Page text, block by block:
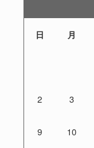
日 月
2 3
9 10